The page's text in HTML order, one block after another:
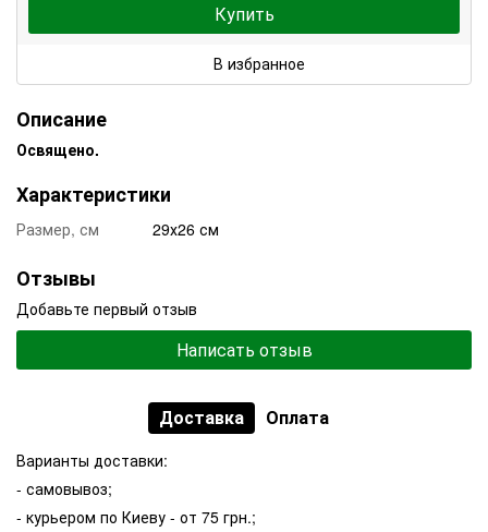
Купить
В избранное
Описание
Освящено.
Характеристики
Размер, см 29х26 см
Отзывы
Добавьте первый отзыв
Написать отзыв
Доставка Оплата
Варианты доставки:
- самовывоз;
- курьером по Киеву - от 75 грн.;